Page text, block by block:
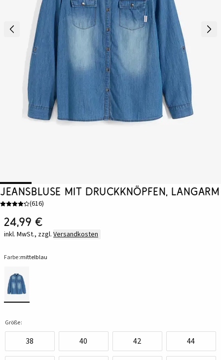
Jeansbluse mit Druckknöpfen, Langarm
(616)
24,99 €
inkl. MwSt., zzgl. Versandkosten
Farbe:mittelblau
Größe:
38 40 42 44